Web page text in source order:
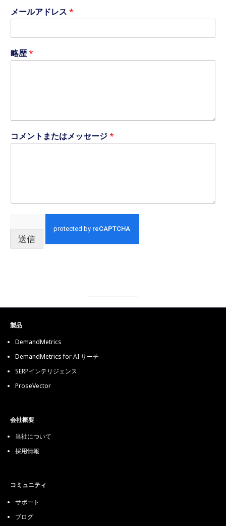
希
望
種
メ
ー
希
職
メールアドレス *
略歴*
コメントまたはメッセージ*
送信
製品
DemandMetrics
DemandMetrics for AI サーチ
SERPインテリジェンス
ProseVector
会社概要
当社について
採用情報
コミュニティ
サポート
ブログ